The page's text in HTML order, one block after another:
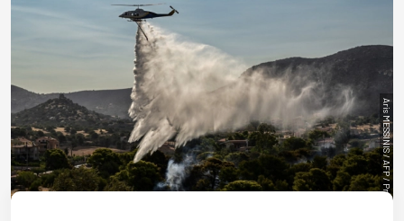
Aris MESSINIS / AFP / Profimedia